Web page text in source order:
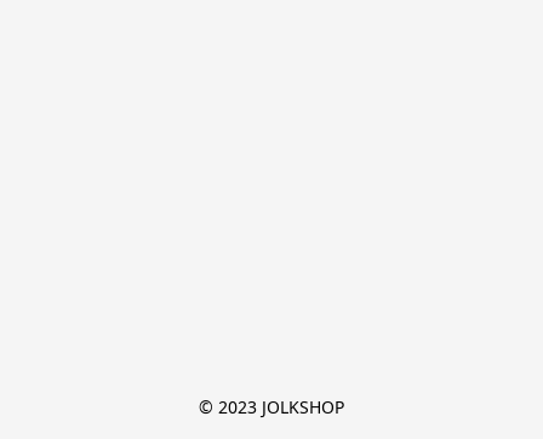
© 2023 JOLKSHOP